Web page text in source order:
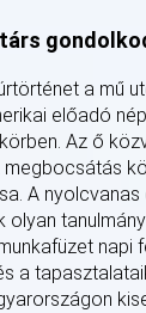
a mű
előadó
Az ő
megbocsátás
A
olyan
napi
a